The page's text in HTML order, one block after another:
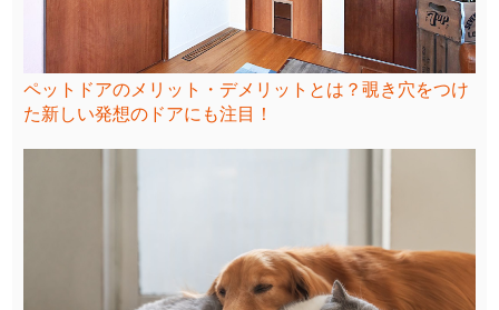
ペットドアのメリット・デメリットとは？覗き穴をつけ
た新しい発想のドアにも注目！